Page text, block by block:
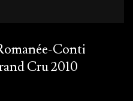
Conti
Cru 2010